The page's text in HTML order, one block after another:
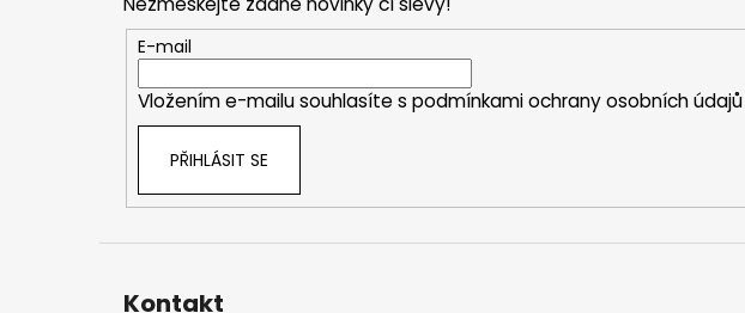
E-mail
Vložením e-mailu souhlasíte s podmínkami ochrany osobních údajů
PŘIHLÁSIT SE
Kontakt